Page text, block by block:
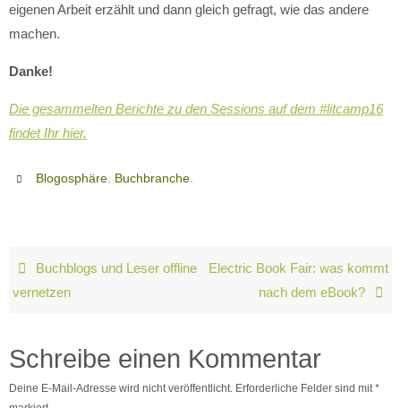
eigenen Arbeit erzählt und dann gleich gefragt, wie das andere
machen.
Danke!
Die gesammelten Berichte zu den Sessions auf dem #litcamp16
findet Ihr hier.
Blogosphäre, Buchbranche.
Buchblogs und Leser offline
vernetzen
Electric Book Fair: was kommt
nach dem eBook?
Schreibe einen Kommentar
Deine E-Mail-Adresse wird nicht veröffentlicht. Erforderliche Felder sind mit *